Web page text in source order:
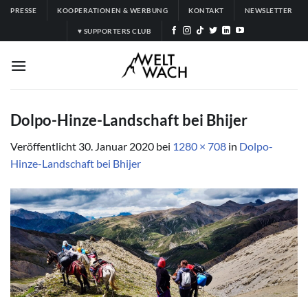
Zum
springen
PRESSE KOOPERATIONEN & WERBUNG KONTAKT NEWSLETTER
♥ SUPPORTERS CLUB
Dolpo-Hinze-Landschaft bei Bhijer
Veröffentlicht 30. Januar 2020 bei 1280 × 708 in Dolpo-
Hinze-Landschaft bei Bhijer